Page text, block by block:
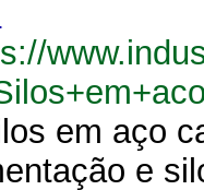
em aço
e